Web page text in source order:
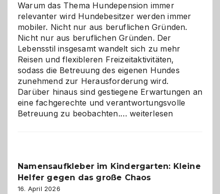
Warum das Thema Hundepension immer
relevanter wird Hundebesitzer werden immer
mobiler. Nicht nur aus beruflichen Gründen.
Nicht nur aus beruflichen Gründen. Der
Lebensstil insgesamt wandelt sich zu mehr
Reisen und flexibleren Freizeitaktivitäten,
sodass die Betreuung des eigenen Hundes
zunehmend zur Herausforderung wird.
Darüber hinaus sind gestiegene Erwartungen an
eine fachgerechte und verantwortungsvolle
Betreuung zu beobachten.…Betreuung
ist
eine
weiterlesen
Namensaufkleber im Kindergarten: Kleine
Helfer gegen das große Chaos
16. April 2026